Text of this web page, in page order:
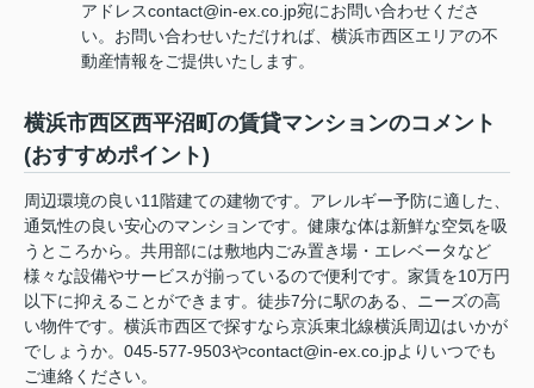
アドレスcontact@in-ex.co.jp宛にお問い合わせくださ
い。お問い合わせいただければ、横浜市西区エリアの不
動産情報をご提供いたします。
横浜市西区西平沼町の賃貸マンションのコメント
(おすすめポイント)
周辺環境の良い11階建ての建物です。アレルギー予防に適した、
通気性の良い安心のマンションです。健康な体は新鮮な空気を吸
うところから。共用部には敷地内ごみ置き場・エレベータなど
様々な設備やサービスが揃っているので便利です。家賃を10万円
以下に抑えることができます。徒歩7分に駅のある、ニーズの高
い物件です。横浜市西区で探すなら京浜東北線横浜周辺はいかが
でしょうか。045-577-9503やcontact@in-ex.co.jpよりいつでも
ご連絡ください。